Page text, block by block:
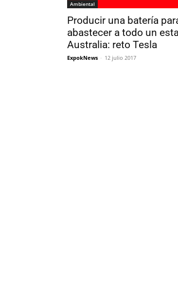
Ambiental
Producir una batería
abastecer a todo un
Australia: reto Tesla
ExpokNews - 12 julio 2017